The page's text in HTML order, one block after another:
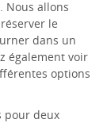
Nous allons
le
dans un
également voir
options
pour deux